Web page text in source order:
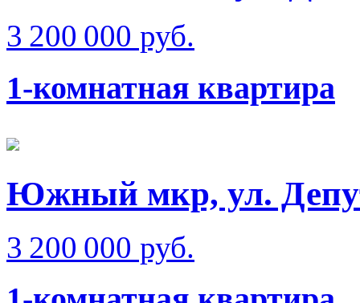
3 200 000 руб.
1-комнатная квартира
Южный мкр, ул.
3 200 000 руб.